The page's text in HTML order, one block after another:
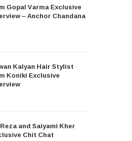
Gopal Varma Exclusive
– Anchor Chandana
Kalyan Hair Stylist
Koniki Exclusive
and Saiyami Kher
Chit Chat